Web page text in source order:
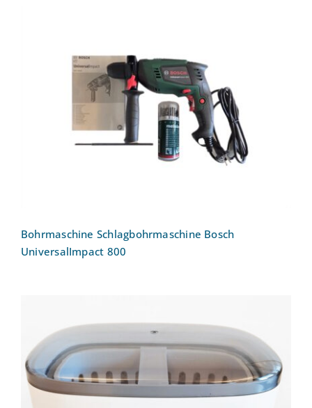
Bohrmaschine Schlagbohrmaschine
Bosch UniversalImpact 800
Bohrmaschine Schlagbohrmaschine Bosch
UniversalImpact 800